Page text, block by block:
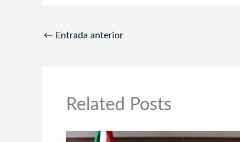
← Entrada anterior
Related Posts